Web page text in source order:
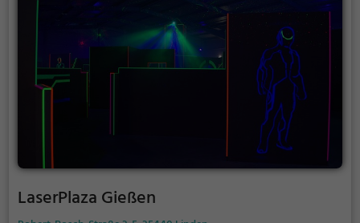
LaserPlaza Gießen